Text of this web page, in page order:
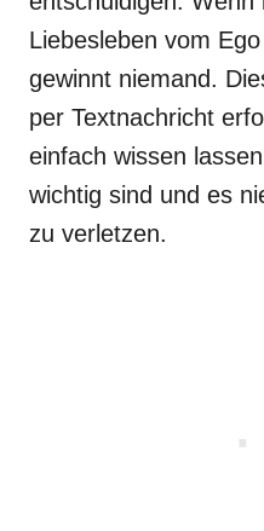
Liebesleben vom
gewinnt niemand.
per Textnachricht
einfach wissen
wichtig sind und es
zu verletzen.